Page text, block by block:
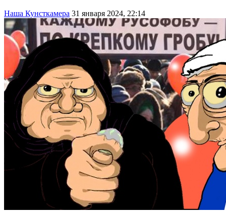
Наша Кунсткамера 31 января 2024, 22:14